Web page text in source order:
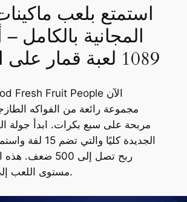
استمتع بلعب
المجانية بالكامل
1089 لعبة قمار على الإنترنت
مجموعة رائعة من الفواكه
مربحة على سبع بكرات. ابدأ جولة
الجديدة كليًا
ربح تصل إلى 500
مستوى اللعب إلى آفاق جديدة.